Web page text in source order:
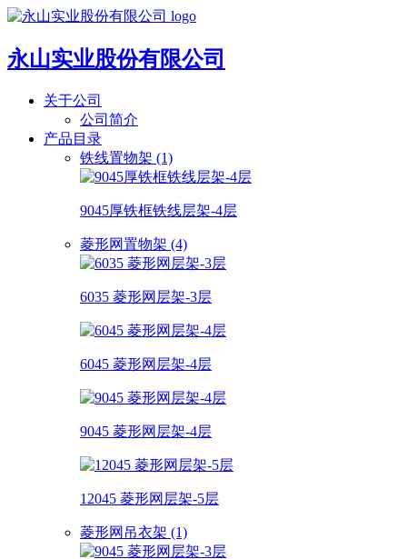
永山实业股份有限公司
关于公司
公司简介
产品目录
铁线置物架 (1)
9045厚铁框铁线层架-4层
菱形网置物架 (4)
6035 菱形网层架-3层
6045 菱形网层架-4层
9045 菱形网层架-4层
12045 菱形网层架-5层
菱形网吊衣架 (1)